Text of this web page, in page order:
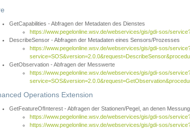
GetCapabilities - Abfragen der Metadaten des Dienstes
https://www.pegelonline.wsv.de/webservices/gis/gdi-sos/
DescribeSensor - Abfragen der Metadaten eines Sensors/Prozesses
https://www.pegelonline.wsv.de/webservices/gis/gdi-sos/
GetObservation - Abfragen der Messwerte
https://www.pegelonline.wsv.de/webservices/gis/gdi-sos/
Operations Extension
GetFeatureOfInterest - Abfragen der Stationen/Pegel, an denen
https://www.pegelonline.wsv.de/webservices/gis/gdi-sos/
https://www.pegelonline.wsv.de/webservices/gis/gdi-sos/